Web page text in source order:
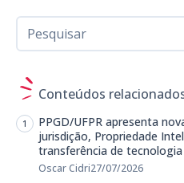
Conteúdos
PPGD/UFPR apresenta
jurisdição, Propriedade
transferência de tecnologia
Oscar Cidri27/07/2026